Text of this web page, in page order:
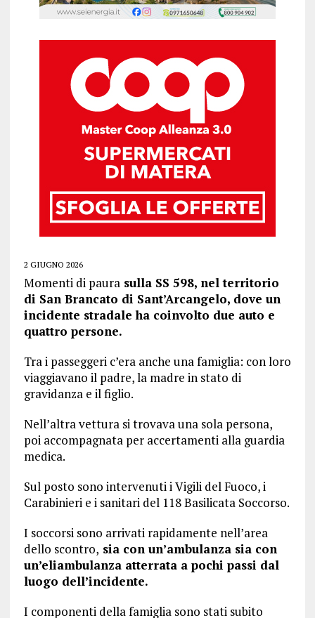
2 GIUGNO 2026
Momenti di paurasulla SS 598, nel territorio
di San Brancato di Sant’Arcangelo, dove un
incidente stradale ha coinvolto due auto e
quattro persone.
Tra i passeggeri c’era anche una famiglia: con loro
viaggiavano il padre, la madre in stato di
gravidanza e il figlio.
Nell’altra vettura si trovava una sola persona,
poi accompagnata per accertamenti alla guardia
medica.
Sul posto sono intervenuti i Vigili del Fuoco, i
Carabinieri e i sanitari del 118 Basilicata Soccorso.
I soccorsi sono arrivati rapidamente nell’area
dello scontro, sia con un’ambulanza sia con
un’eliambulanza atterrata a pochi passi dal
luogo dell’incidente.
I componenti della famiglia sono stati subito